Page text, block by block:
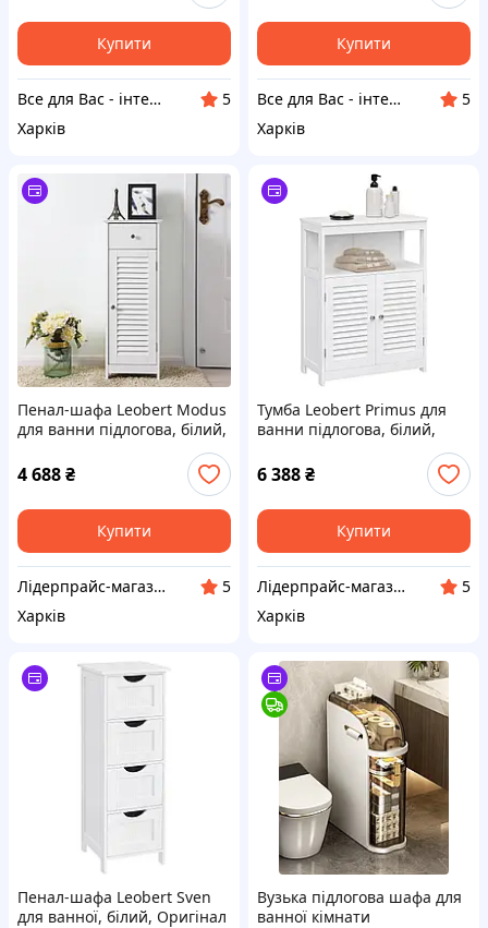
Купити
Все для Вас - інтернет магазин товарів для дому, спорту та відпочинку
5
Харків
Купити
Все для Вас - інтернет магазин товарів для дому, спорту та відпочинку
5
Харків
Пенал-шафа Leobert Modus
для ванни підлогова, білий,
4 688₴
Купити
Лідерпрайс-магазин товарів для дому, здоров'я, спорту та відпочинку №1. Liderprice.uaprom.net
5
Харків
Тумба Leobert Primus для
ванни підлогова, білий,
6 388₴
Купити
Лідерпрайс-магазин товарів для дому, здоров'я, спорту та відпочинку №1. Liderprice.uaprom.net
5
Харків
Пенал-шафа Leobert Sven
для ванної, білий, Оригінал
Вузька підлогова шафа для
ванної кімнати